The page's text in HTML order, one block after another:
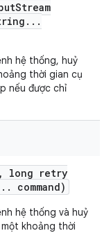
Stream
. . .
hệ thống, huỷ
thời gian cụ
nếu được chỉ
,
long retry
. . command)
hệ thống và huỷ
khoảng thời